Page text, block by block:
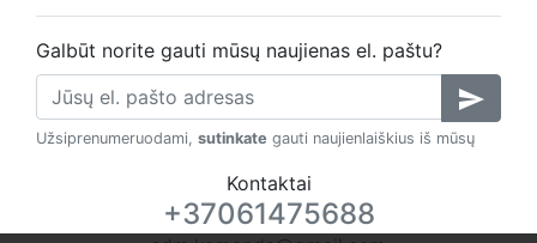
Galbūt norite gauti mūsų naujienas el. paštu?
send
Užsiprenumeruodami, sutinkate gauti naujienlaiškius iš mūsų
Kontaktai
+37061475688